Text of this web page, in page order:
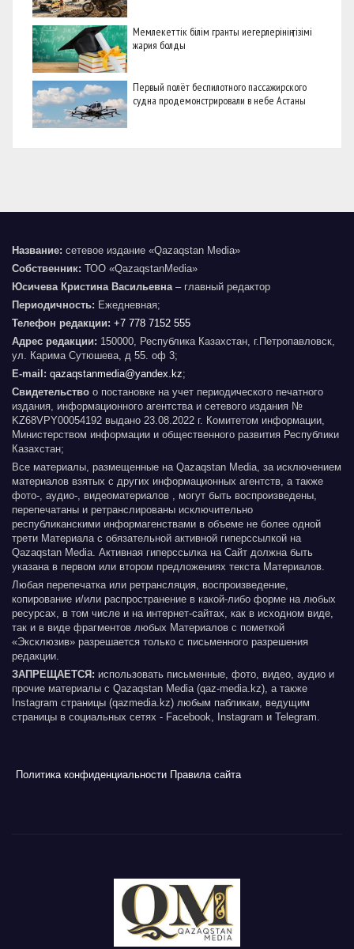
Мемлекеттік білім гранты иегерлерінің тізімі
жария болды
Первый полёт беспилотного пассажирского
судна продемонстрировали в небе Астаны
Название: сетевое издание «Qazaqstan Media»
Собственник: ТОО «QazaqstanMedia»
Юсичева Кристина Васильевна – главный редактор
Периодичность: Ежедневная;
Телефон редакции: +7 778 7152 555
Адрес редакции: 150000, Республика Казахстан, г.Петропавловск,
ул. Карима Сутюшева, д 55. оф 3;
E-mail: qazaqstanmedia@yandex.kz;
Свидетельство о постановке на учет периодического печатного
издания, информационного агентства и сетевого издания №
KZ68VPY00054192 выдано 23.08.2022 г. Комитетом информации,
Министерством информации и общественного развития Республики
Казахстан;
Все материалы, размещенные на Qazaqstan Media, за исключением
материалов взятых с других информационных агентств, а также
фото-, аудио-, видеоматериалов , могут быть воспроизведены,
перепечатаны и ретранслированы исключительно
республиканскими информагенствами в объеме не более одной
трети Материала с обязательной активной гиперссылкой на
Qazaqstan Media. Активная гиперссылка на Сайт должна быть
указана в первом или втором предложениях текста Материалов.
Любая перепечатка или ретрансляция, воспроизведение,
копирование и/или распространение в какой-либо форме на любых
ресурсах, в том числе и на интернет-сайтах, как в исходном виде,
так и в виде фрагментов любых Материалов с пометкой
«Эксклюзив» разрешается только с письменного разрешения
редакции.
ЗАПРЕЩАЕТСЯ: использовать письменные, фото, видео, аудио и
прочие материалы с Qazaqstan Media (qaz-media.kz), а также
Instagram страницы (qazmedia.kz) любым пабликам, ведущим
страницы в социальных сетях - Facebook, Instagram и Telegram.
Политика конфиденциальности Правила сайта